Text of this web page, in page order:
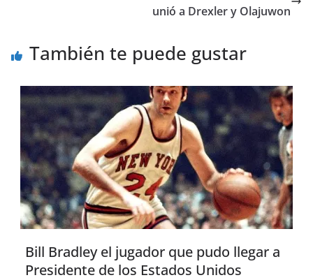
unió a Drexler y Olajuwon
También te puede gustar
Bill Bradley el jugador que pudo llegar a
Presidente de los Estados Unidos